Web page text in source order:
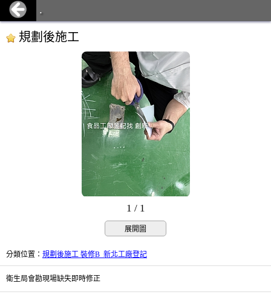
.
規劃後施工
1 / 1
展開圖
分類位置 ： 規劃後施工 裝修B_新北工廠登記
衛生局會勘現場缺失即時修正